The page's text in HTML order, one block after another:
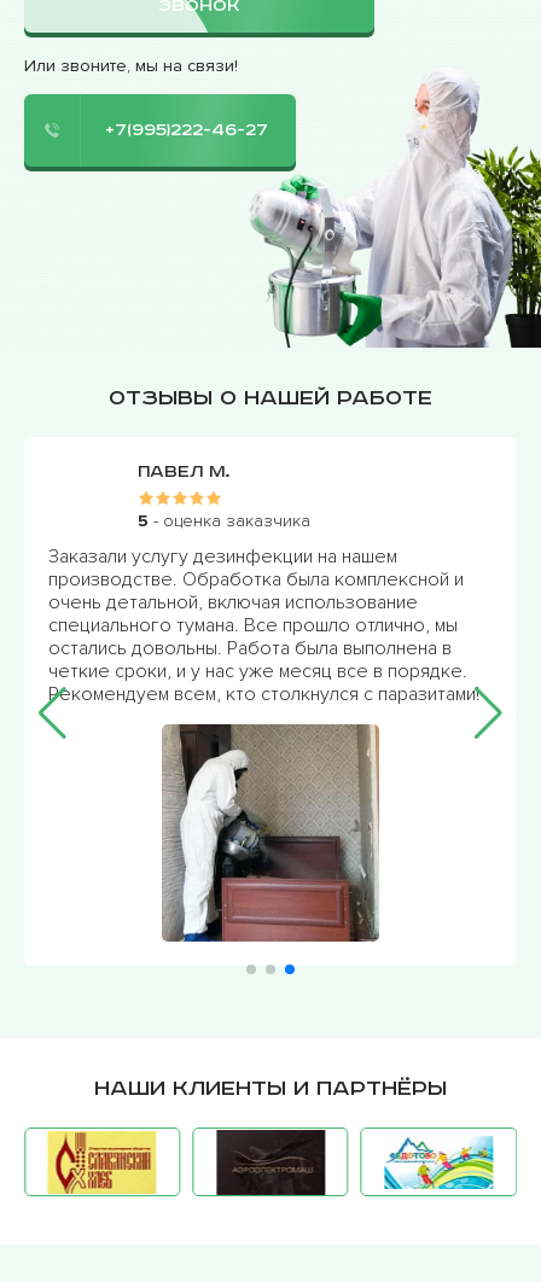
ЗВОНОК
Или звоните, мы на связи!
+7(995)222-46-27
Отзывы о нашей работе
Павел М.
5 - оценка заказчика
Заказали услугу дезинфекции на нашем
производстве. Обработка была комплексной и
очень детальной, включая использование
специального тумана. Все прошло отлично, мы
остались довольны. Работа была выполнена в
четкие сроки, и у нас уже месяц все в порядке.
Рекомендуем всем, кто столкнулся с паразитами!
Наши клиенты и партнёры